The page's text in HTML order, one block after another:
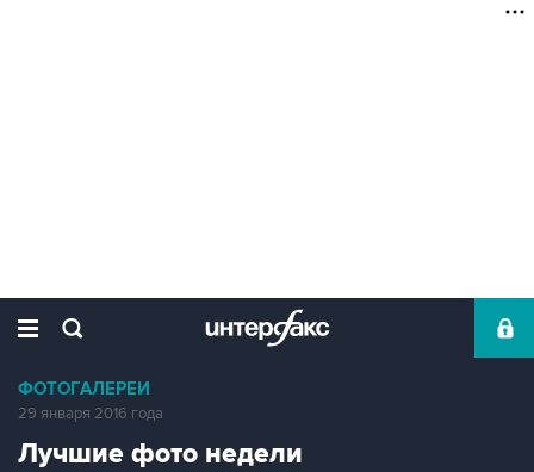
ФОТОГАЛЕРЕИ
29 января 2016 года
Лучшие фото недели